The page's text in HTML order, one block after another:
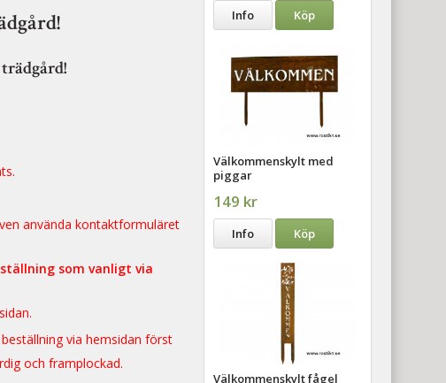
Info Köp
Välkommenskylt med
piggar
149 kr
Info Köp
Välkommenskylt fågel
använda kontaktformuläret
som vanligt via
via hemsidan först
och framplockad.